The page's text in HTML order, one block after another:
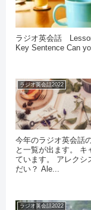
ラジオ英会話
Key Sentence Can
ラジオ英会話2022
今年のラジオ英会話
と一覧が出ます。 キ
ています。 アレクシ
だい？ Ale...
ラジオ英会話2022